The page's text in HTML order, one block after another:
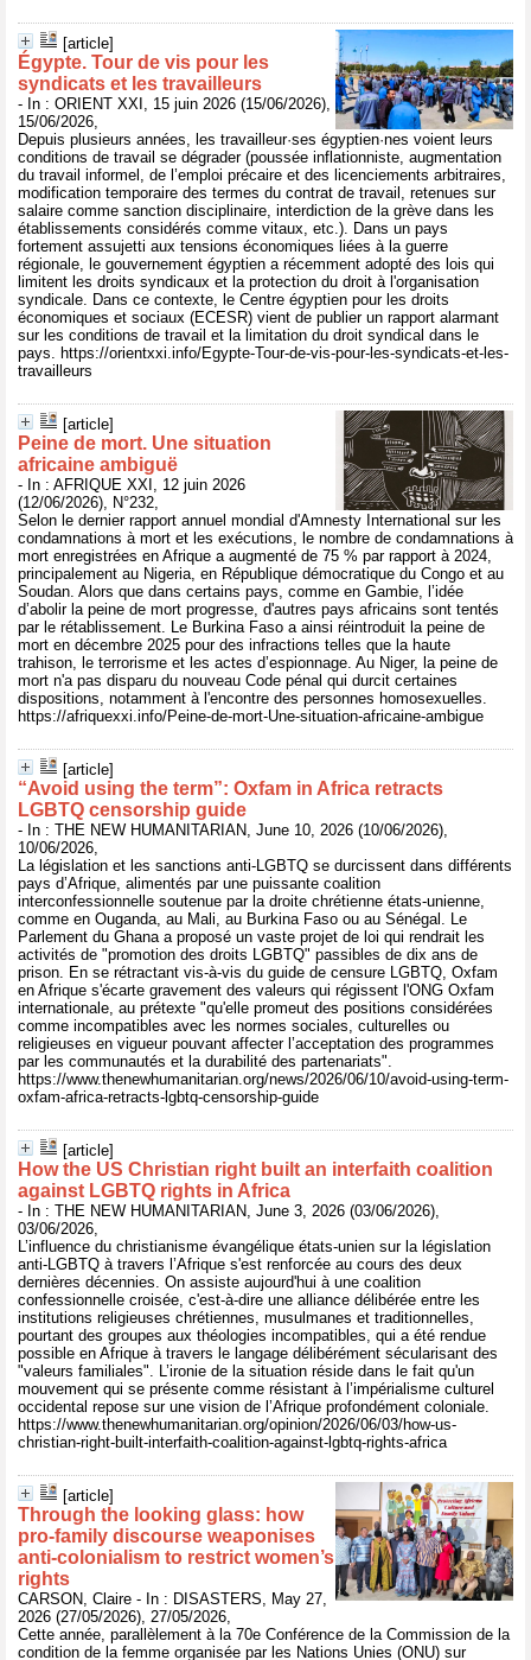
[article]
Égypte. Tour de vis pour les
syndicats et les travailleurs
- In : ORIENT XXI, 15 juin 2026 (15/06/2026),
15/06/2026,
Depuis plusieurs années, les travailleur·ses égyptien·nes voient leurs
conditions de travail se dégrader (poussée inflationniste, augmentation
du travail informel, de l’emploi précaire et des licenciements arbitraires,
modification temporaire des termes du contrat de travail, retenues sur
salaire comme sanction disciplinaire, interdiction de la grève dans les
établissements considérés comme vitaux, etc.). Dans un pays
fortement assujetti aux tensions économiques liées à la guerre
régionale, le gouvernement égyptien a récemment adopté des lois qui
limitent les droits syndicaux et la protection du droit à l'organisation
syndicale. Dans ce contexte, le Centre égyptien pour les droits
économiques et sociaux (ECESR) vient de publier un rapport alarmant
sur les conditions de travail et la limitation du droit syndical dans le
pays. https://orientxxi.info/Egypte-Tour-de-vis-pour-les-syndicats-et-les-
travailleurs
[article]
Peine de mort. Une situation
africaine ambiguë
- In : AFRIQUE XXI, 12 juin 2026
(12/06/2026), N°232,
Selon le dernier rapport annuel mondial d'Amnesty International sur les
condamnations à mort et les exécutions, le nombre de condamnations à
mort enregistrées en Afrique a augmenté de 75 % par rapport à 2024,
principalement au Nigeria, en République démocratique du Congo et au
Soudan. Alors que dans certains pays, comme en Gambie, l’idée
d’abolir la peine de mort progresse, d'autres pays africains sont tentés
par le rétablissement. Le Burkina Faso a ainsi réintroduit la peine de
mort en décembre 2025 pour des infractions telles que la haute
trahison, le terrorisme et les actes d’espionnage. Au Niger, la peine de
mort n'a pas disparu du nouveau Code pénal qui durcit certaines
dispositions, notamment à l'encontre des personnes homosexuelles.
https://afriquexxi.info/Peine-de-mort-Une-situation-africaine-ambigue
[article]
“Avoid using the term”: Oxfam in Africa retracts
LGBTQ censorship guide
- In : THE NEW HUMANITARIAN, June 10, 2026 (10/06/2026),
10/06/2026,
La législation et les sanctions anti-LGBTQ se durcissent dans différents
pays d’Afrique, alimentés par une puissante coalition
interconfessionnelle soutenue par la droite chrétienne états-unienne,
comme en Ouganda, au Mali, au Burkina Faso ou au Sénégal. Le
Parlement du Ghana a proposé un vaste projet de loi qui rendrait les
activités de "promotion des droits LGBTQ" passibles de dix ans de
prison. En se rétractant vis-à-vis du guide de censure LGBTQ, Oxfam
en Afrique s'écarte gravement des valeurs qui régissent l'ONG Oxfam
internationale, au prétexte "qu'elle promeut des positions considérées
comme incompatibles avec les normes sociales, culturelles ou
religieuses en vigueur pouvant affecter l’acceptation des programmes
par les communautés et la durabilité des partenariats".
https://www.thenewhumanitarian.org/news/2026/06/10/avoid-using-term-
oxfam-africa-retracts-lgbtq-censorship-guide
[article]
How the US Christian right built an interfaith coalition
against LGBTQ rights in Africa
- In : THE NEW HUMANITARIAN, June 3, 2026 (03/06/2026),
03/06/2026,
L’influence du christianisme évangélique états-unien sur la législation
anti-LGBTQ à travers l’Afrique s'est renforcée au cours des deux
dernières décennies. On assiste aujourd'hui à une coalition
confessionnelle croisée, c'est-à-dire une alliance délibérée entre les
institutions religieuses chrétiennes, musulmanes et traditionnelles,
pourtant des groupes aux théologies incompatibles, qui a été rendue
possible en Afrique à travers le langage délibérément sécularisant des
"valeurs familiales". L’ironie de la situation réside dans le fait qu'un
mouvement qui se présente comme résistant à l’impérialisme culturel
occidental repose sur une vision de l’Afrique profondément coloniale.
https://www.thenewhumanitarian.org/opinion/2026/06/03/how-us-
christian-right-built-interfaith-coalition-against-lgbtq-rights-africa
[article]
Through the looking glass: how
pro-family discourse weaponises
anti-colonialism to restrict women’s
rights
CARSON, Claire - In : DISASTERS, May 27,
2026 (27/05/2026), 27/05/2026,
Cette année, parallèlement à la 70e Conférence de la Commission de la
condition de la femme organisée par les Nations Unies (ONU) sur